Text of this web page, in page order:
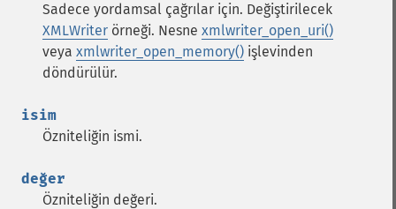
Sadece yordamsal çağrılar için. Değiştirilecek
XMLWriter örneği. Nesne xmlwriter_open_uri()
veya xmlwriter_open_memory() işlevinden
döndürülür.
isim
Özniteliğin ismi.
değer
Özniteliğin değeri.